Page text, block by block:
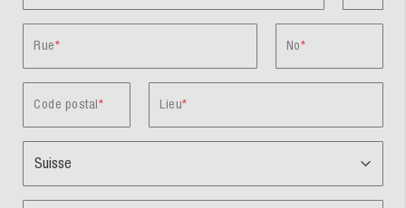
Rue No
Code postal Lieu